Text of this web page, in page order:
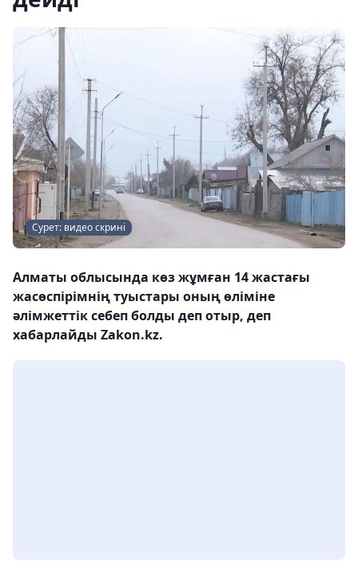
Сурет: видео скрині
Алматы облысында көз жұмған 14 жастағы
жасөспірімнің туыстары оның өліміне
әлімжеттік себеп болды деп отыр, деп
хабарлайды Zakon.kz.